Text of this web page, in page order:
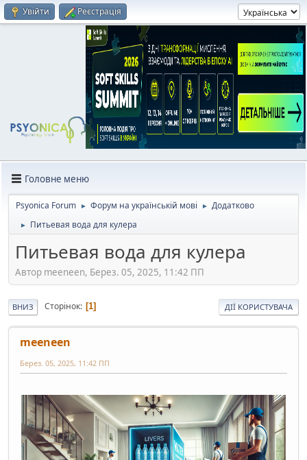
Увійти Реєстрація
Головне меню
Psyonica Forum ► Форум на українській мові ► Додатково
► Питьевая вода для кулера
Питьевая вода для кулера
Автор meeneen, Берез. 05, 2025, 11:42 ПП
ВНИЗ Сторінок 1 ДІЇ КОРИСТУВАЧА
meeneen
Берез. 05, 2025, 11:42 ПП